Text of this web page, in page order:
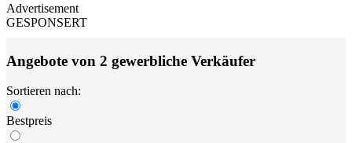
Advertisement
GESPONSERT
Angebote von 2 gewerbliche Verkäufer
Sortieren nach:
Bestpreis